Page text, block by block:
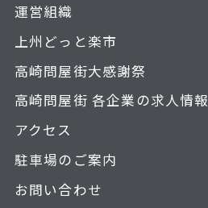
運営組織
上州どっと楽市
高崎問屋街大感謝祭
高崎問屋街 各企業の求人情報
アクセス
駐車場のご案内
お問い合わせ